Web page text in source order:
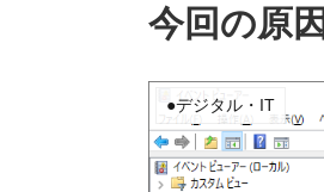
今回の原
●デジタル・IT